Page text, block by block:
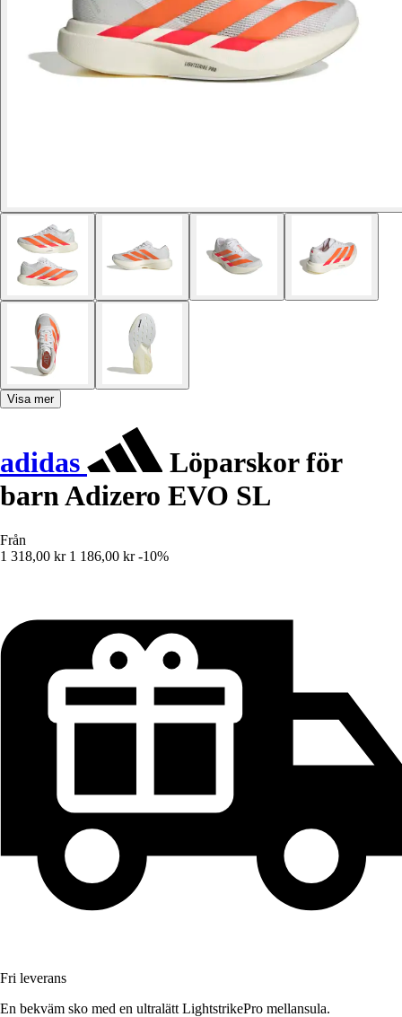
Visa mer
adidas
Löparskor för
barn Adizero EVO SL
Från
1 318,00 kr 1 186,00 kr -10%
Fri leverans
En bekväm sko med en ultralätt LightstrikePro mellansula.